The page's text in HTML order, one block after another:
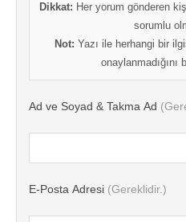
Dikkat: Her yorum gönderen
sorumlu
Not: Yazı ile herhangi bir
Ad ve Soyad & Takma Ad
E-Posta Adresi (Gereklidir.)